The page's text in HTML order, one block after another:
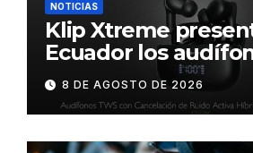
NOTICIAS
Klip Xtreme
Ecuador los
DynaBuds con
inteligente y
8 DE AGOSTO DE 2026